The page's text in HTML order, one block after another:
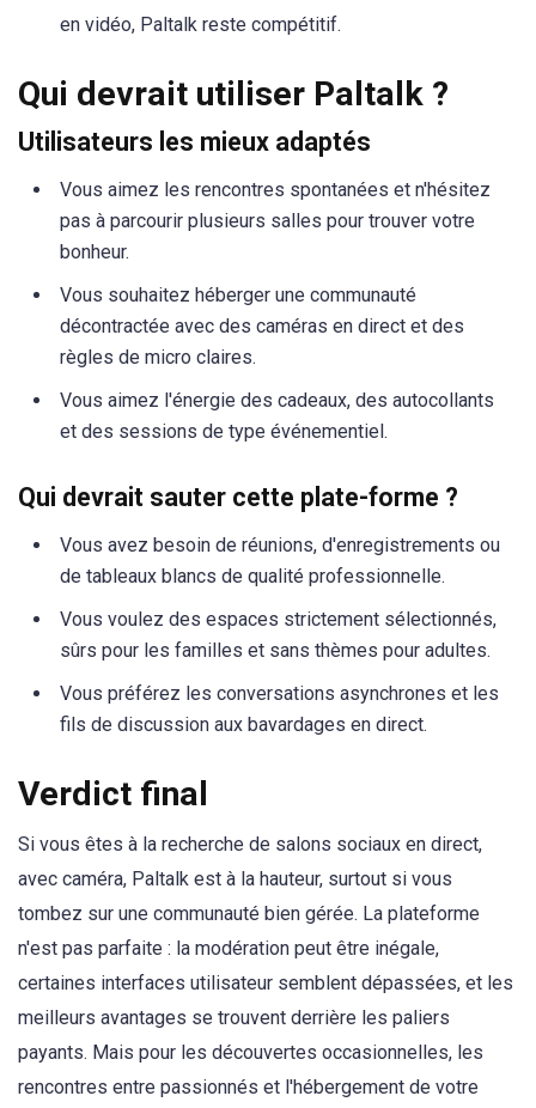
en vidéo, Paltalk reste compétitif.
Qui devrait utiliser Paltalk ?
Utilisateurs les mieux adaptés
Vous aimez les rencontres spontanées et n'hésitez
pas à parcourir plusieurs salles pour trouver votre
bonheur.
Vous souhaitez héberger une communauté
décontractée avec des caméras en direct et des
règles de micro claires.
Vous aimez l'énergie des cadeaux, des autocollants
et des sessions de type événementiel.
Qui devrait sauter cette plate-forme ?
Vous avez besoin de réunions, d'enregistrements ou
de tableaux blancs de qualité professionnelle.
Vous voulez des espaces strictement sélectionnés,
sûrs pour les familles et sans thèmes pour adultes.
Vous préférez les conversations asynchrones et les
fils de discussion aux bavardages en direct.
Verdict final
Si vous êtes à la recherche de salons sociaux en direct,
avec caméra, Paltalk est à la hauteur, surtout si vous
tombez sur une communauté bien gérée. La plateforme
n'est pas parfaite : la modération peut être inégale,
certaines interfaces utilisateur semblent dépassées, et les
meilleurs avantages se trouvent derrière les paliers
payants. Mais pour les découvertes occasionnelles, les
rencontres entre passionnés et l'hébergement de votre